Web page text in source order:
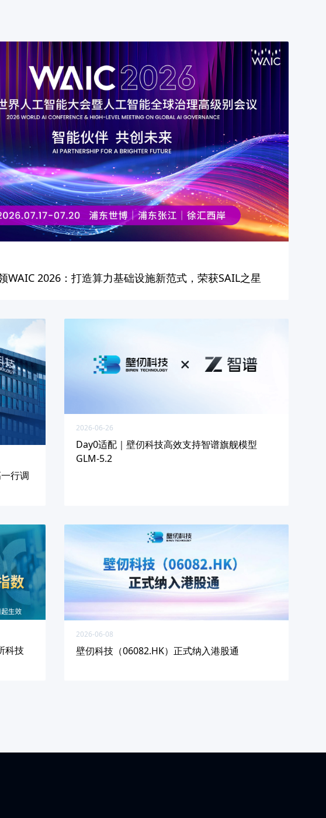
WAIC 2026：打造算力基础设施新范式，荣获SAIL之星
行调
2026-06-26
Day0适配｜壁仞科技高效支持智谱旗舰模型
GLM-5.2
科技
2026-06-08
壁仞科技（06082.HK）正式纳入港股通